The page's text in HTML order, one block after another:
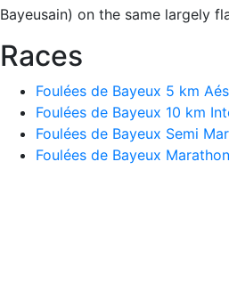
Bayeusain) on the same largely
Races
Foulées de Bayeux 5 km
Foulées de Bayeux 10 km
Foulées de Bayeux Semi
Foulées de Bayeux